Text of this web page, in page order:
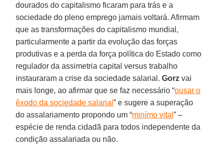
dourados do capitalismo ficaram para trás e a
sociedade do pleno emprego jamais voltará. Afirmam
que as transformações do capitalismo mundial,
particularmente a partir da evolução das forças
produtivas e a perda da força política do Estado como
regulador da assimetria capital versus trabalho
instauraram a crise da sociedade salarial.Gorz vai
mais longe, ao afirmar que se faz necessário “ousar o
êxodo da sociedade salarial” e sugere a superação
do assalariamento propondo um “minímo vital” –
espécie de renda cidadã para todos independente da
condição assalariada ou não.